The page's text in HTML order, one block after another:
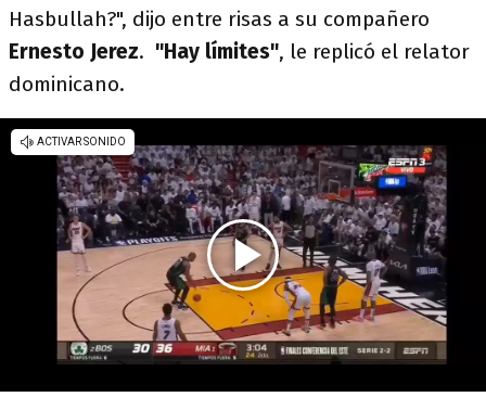
Hasbullah?", dijo entre risas a su compañero
Ernesto Jerez. "Hay límites", le replicó el relator
dominicano.